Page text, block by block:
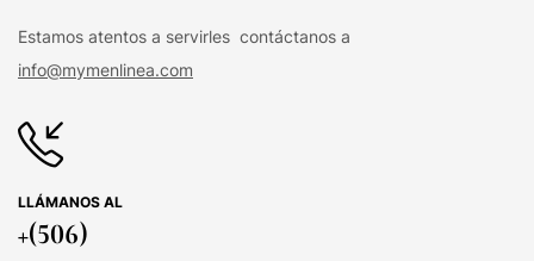
Estamos atentos a servirles contáctanos a
info@mymenlinea.com
LLÁMANOS AL
+(506)